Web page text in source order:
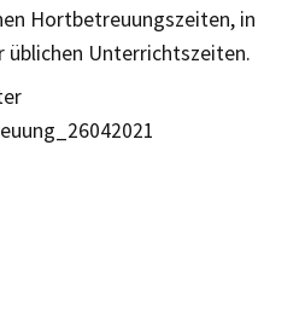
Hortbetreuungszeiten, in
üblichen Unterrichtszeiten.